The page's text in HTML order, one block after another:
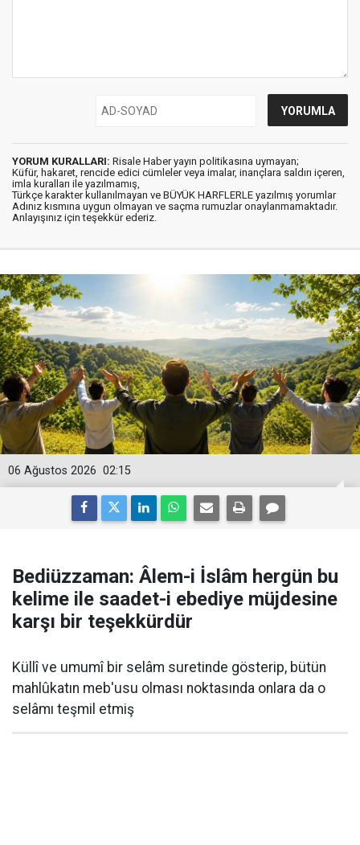
YORUM KURALLARI: Risale Haber yayın politikasına uymayan;
Küfür, hakaret, rencide edici cümleler veya imalar, inançlara saldırı içeren,
imla kuralları ile yazılmamış,
Türkçe karakter kullanılmayan ve BÜYÜK HARFLERLE yazılmış yorumlar
Adınız kısmına uygun olmayan ve saçma rumuzlar onaylanmamaktadır.
Anlayışınız için teşekkür ederiz.
02:15
06 Ağustos 2026
Bediüzzaman: Âlem-i İslâm hergün bu
kelime ile saadet-i ebediye müjdesine
karşı bir teşekkürdür
Küllî ve umumî bir selâm suretinde gösterip, bütün
mahlûkatın meb'usu olması noktasında onlara da o
selâmı teşmil etmiş